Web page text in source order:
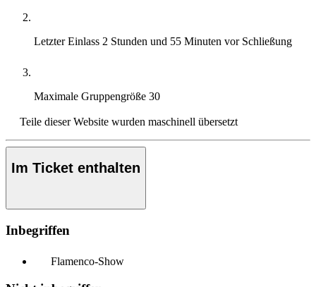
Letzter Einlass 2 Stunden und 55 Minuten vor Schließung
Maximale Gruppengröße 30
Teile dieser Website wurden maschinell übersetzt
Im Ticket enthalten
Inbegriffen
Flamenco-Show